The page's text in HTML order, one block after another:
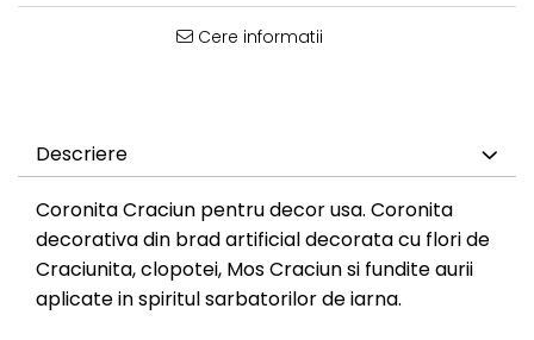
Cere informatii
Descriere
Coronita Craciun pentru decor usa. Coronita
decorativa din brad artificial decorata cu flori de
Craciunita, clopotei, Mos Craciun si fundite aurii
aplicate in spiritul sarbatorilor de iarna.